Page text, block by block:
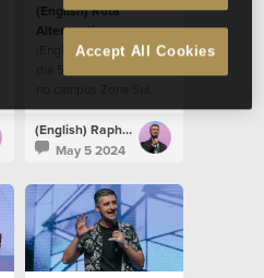
(English) Rota
Alteranativa
(English) Mensagem do
(English) Raphael Galante
May 5 2024
Accept All Cookies